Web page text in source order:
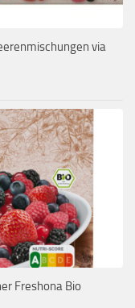
via
Freshona Bio